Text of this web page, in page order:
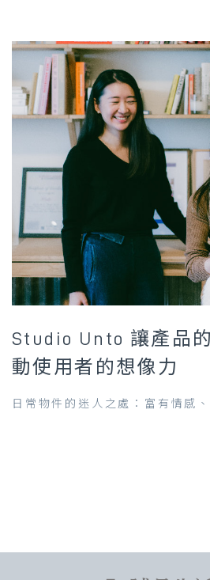
Studio Unto 讓產品
動使用者的想像力
日常物件的迷人之處：富有情感